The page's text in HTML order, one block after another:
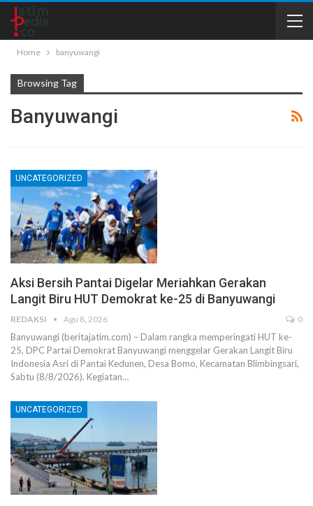
Home banyuwangi
Browsing Tag
Banyuwangi
UNCATEGORIZED
Aksi Bersih Pantai Digelar Meriahkan Gerakan
Langit Biru HUT Demokrat ke-25 di Banyuwangi
REDAKSI Agu 8, 2026 0
Banyuwangi (beritajatim.com) – Dalam rangka memperingati HUT ke-
25, DPC Partai Demokrat Banyuwangi menggelar Gerakan Langit Biru
Indonesia Asri di Pantai Kedunen, Desa Bomo, Kecamatan Blimbingsari,
Sabtu (8/8/2026). Kegiatan…
UNCATEGORIZED